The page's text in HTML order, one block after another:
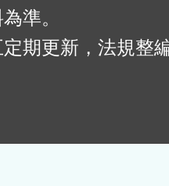
準。
期更新，法規整